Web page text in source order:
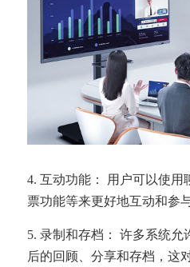
4. 互动功能： 用户可以使用
票功能等来更好地互动和参
5. 录制和存档： 许多系统允
后的回顾、分享和存档，这